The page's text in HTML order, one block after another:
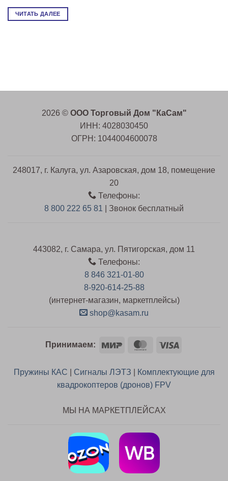
ЧИТАТЬ ДАЛЕЕ
2026 © ООО Торговый Дом "КаСам"
ИНН: 4028030450
ОГРН: 1044004600078
248017, г. Калуга, ул. Азаровская, дом 18, помещение
20
Телефоны:
8 800 222 65 81 | Звонок бесплатный
443082, г. Самара, ул. Пятигорская, дом 11
Телефоны:
8 846 321-01-80
8-920-614-25-88
(интернет-магазин, маркетплейсы)
shop@kasam.ru
Принимаем: Mir MasterCard
Visa
Пружины КАС Сигналы ЛЭТЗ
Комплектующие для
квадрокоптеров (дронов) FPV
МЫ НА МАРКЕТПЛЕЙСАХ